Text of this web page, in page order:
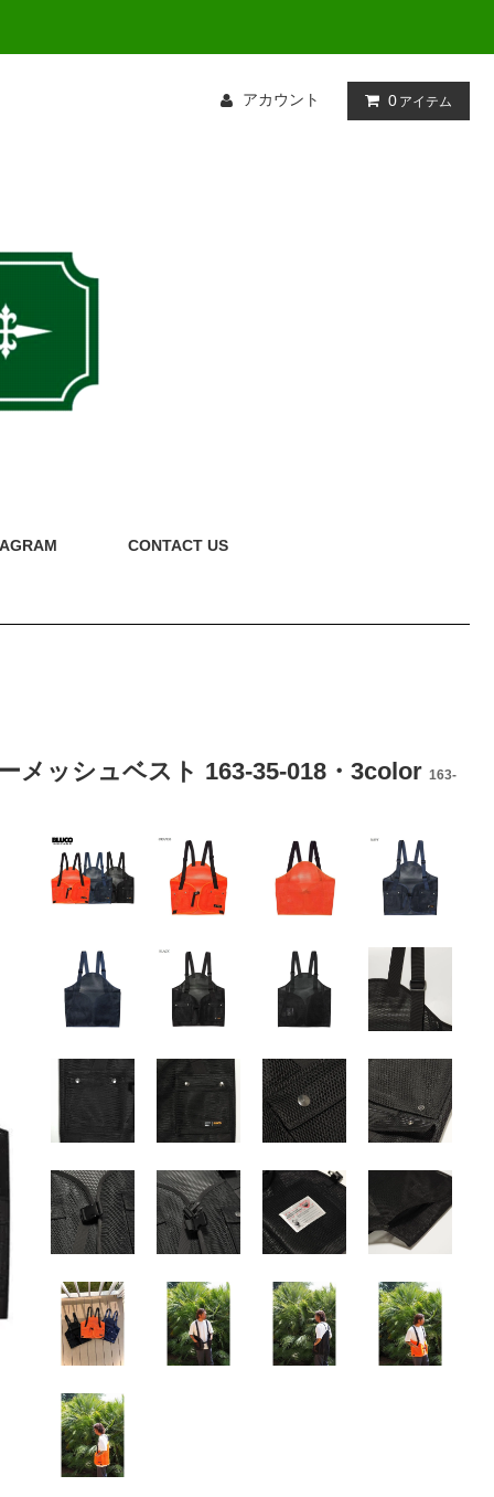
アカウント 0 アイテム
CONTACT US
メッシュベスト 163-35-018・3color 163-